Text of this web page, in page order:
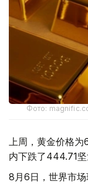
Фото:
上周，黄金价格为
内下跌了444.71坚
8月6日，世界市